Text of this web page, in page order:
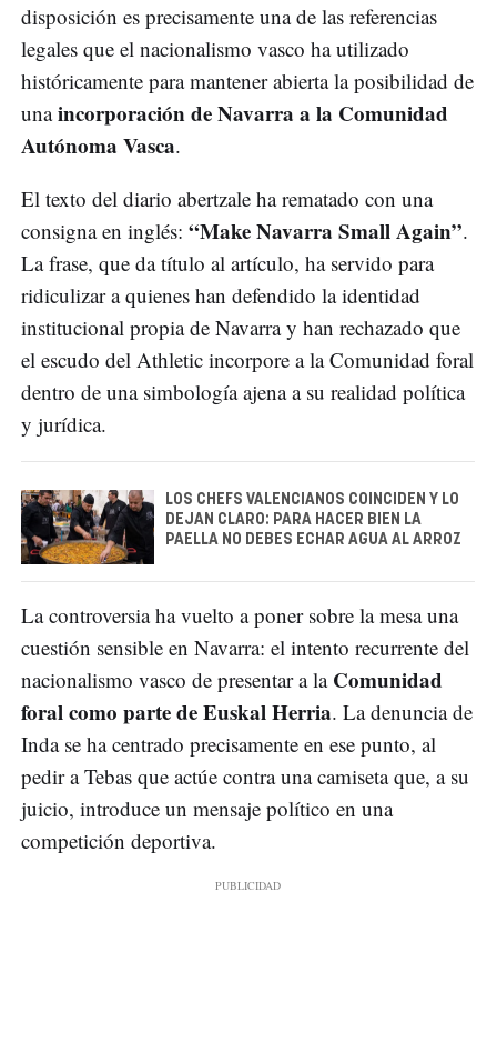
disposición es precisamente una de las referencias
legales que el nacionalismo vasco ha utilizado
históricamente para mantener abierta la posibilidad de
unaincorporación de Navarra a la Comunidad
Autónoma Vasca.
El texto del diario abertzale ha rematado con una
consigna en inglés: “Make Navarra Small Again”.
La frase, que da título al artículo, ha servido para
ridiculizar a quienes han defendido la identidad
institucional propia de Navarra y han rechazado que
el escudo del Athletic incorpore a la Comunidad foral
dentro de una simbología ajena a su realidad política
y jurídica.
LOS CHEFS VALENCIANOS COINCIDEN Y LO
DEJAN CLARO: PARA HACER BIEN LA
PAELLA NO DEBES ECHAR AGUA AL ARROZ
La controversia ha vuelto a poner sobre la mesa una
cuestión sensible en Navarra: el intento recurrente del
nacionalismo vasco de presentar a la Comunidad
foral como parte de Euskal Herria. La denuncia de
Inda se ha centrado precisamente en ese punto, al
pedir a Tebas que actúe contra una camiseta que, a su
juicio, introduce un mensaje político en una
competición deportiva.